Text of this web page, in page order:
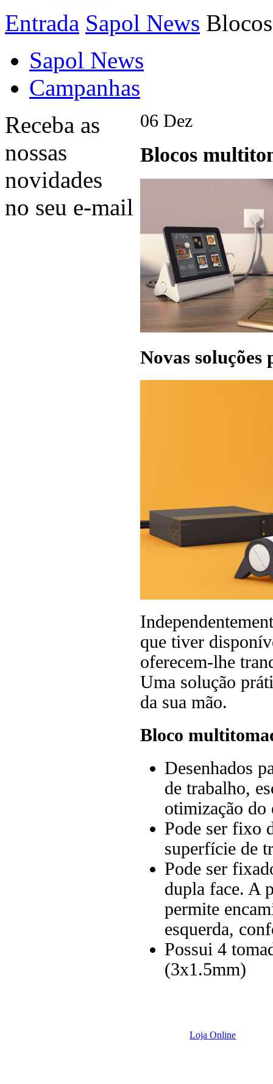
Entrada Sapol News
Sapol News
Campanhas
06 Dez
Blocos
Novas
que tiver
oferecem-lhe
Uma solução
da sua mão.
Bloco
Desenhados
de trabalho,
otimização do
Pode ser fixo
superfície de
Pode ser
dupla face. A
permite
esquerda,
Possui 4
(3x1.5mm)
Loja Online
Receba as
nossas
novidades
no seu e-mail